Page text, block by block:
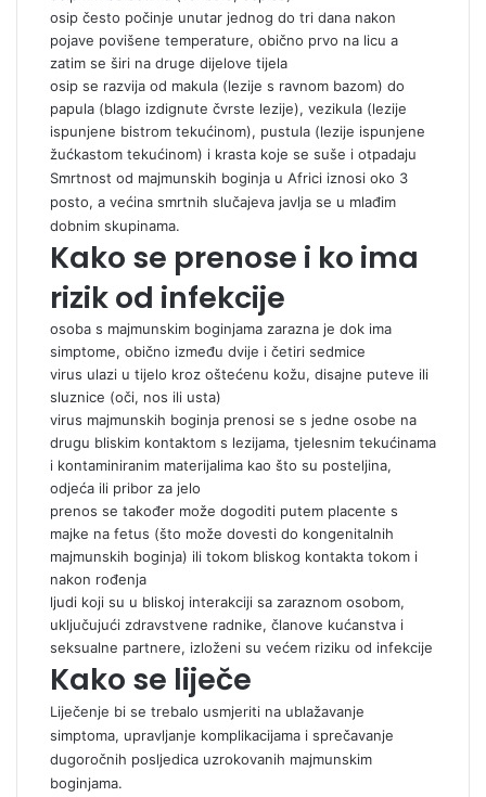
osip često počinje unutar jednog do tri dana nakon
pojave povišene temperature, obično prvo na licu a
zatim se širi na druge dijelove tijela
osip se razvija od makula (lezije s ravnom bazom) do
papula (blago izdignute čvrste lezije), vezikula (lezije
ispunjene bistrom tekućinom), pustula (lezije ispunjene
žućkastom tekućinom) i krasta koje se suše i otpadaju
Smrtnost od majmunskih boginja u Africi iznosi oko 3
posto, a većina smrtnih slučajeva javlja se u mlađim
dobnim skupinama.
Kako se prenose i ko ima
rizik od infekcije
osoba s majmunskim boginjama zarazna je dok ima
simptome, obično između dvije i četiri sedmice
virus ulazi u tijelo kroz oštećenu kožu, disajne puteve ili
sluznice (oči, nos ili usta)
virus majmunskih boginja prenosi se s jedne osobe na
drugu bliskim kontaktom s lezijama, tjelesnim tekućinama
i kontaminiranim materijalima kao što su posteljina,
odjeća ili pribor za jelo
prenos se također može dogoditi putem placente s
majke na fetus (što može dovesti do kongenitalnih
majmunskih boginja) ili tokom bliskog kontakta tokom i
nakon rođenja
ljudi koji su u bliskoj interakciji sa zaraznom osobom,
uključujući zdravstvene radnike, članove kućanstva i
seksualne partnere, izloženi su većem riziku od infekcije
Kako se liječe
Liječenje bi se trebalo usmjeriti na ublažavanje
simptoma, upravljanje komplikacijama i sprečavanje
dugoročnih posljedica uzrokovanih majmunskim
boginjama.